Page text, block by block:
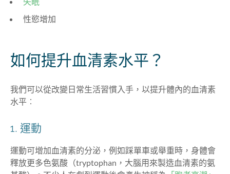
性慾增加
如何提升血清素水平？
我們可以從改變日常生活習慣入手，以提升體內的血清素
水平︰
1. 運動
運動可增加血清素的分泌，例如踩單車或舉重時，身體會
釋放更多色氨酸（tryptophan，大腦用來製造血清素的氨